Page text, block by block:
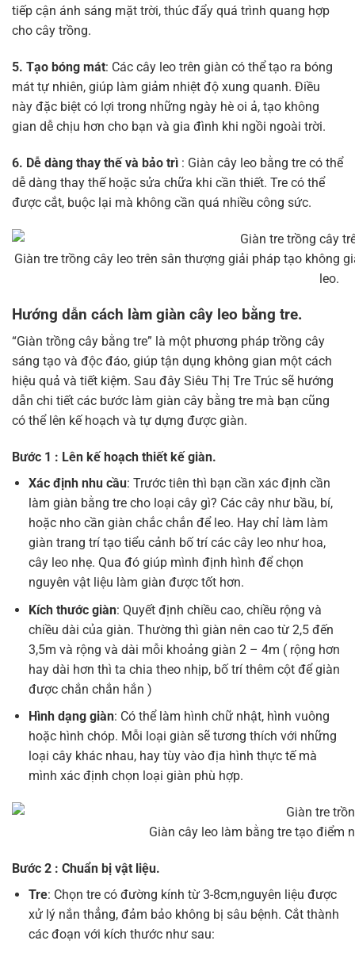
tiếp cận ánh sáng mặt trời, thúc đẩy quá trình quang hợp
cho cây trồng.
5. Tạo bóng mát: Các cây leo trên giàn có thể tạo ra bóng
mát tự nhiên, giúp làm giảm nhiệt độ xung quanh. Điều
này đặc biệt có lợi trong những ngày hè oi ả, tạo không
gian dễ chịu hơn cho bạn và gia đình khi ngồi ngoài trời.
6. Dễ dàng thay thế và bảo trì : Giàn cây leo bằng tre có thể
dễ dàng thay thế hoặc sửa chữa khi cần thiết. Tre có thể
được cắt, buộc lại mà không cần quá nhiều công sức.
Giàn tre trồng cây leo trên sân thượng giải pháp tạo không
leo.
Hướng dẫn cách làm giàn cây leo bằng tre.
“Giàn trồng cây bằng tre” là một phương pháp trồng cây
sáng tạo và độc đáo, giúp tận dụng không gian một cách
hiệu quả và tiết kiệm. Sau đây Siêu Thị Tre Trúc sẽ hướng
dẫn chi tiết các bước làm giàn cây bằng tre mà bạn cũng
có thể lên kế hoạch và tự dựng được giàn.
Bước 1 : Lên kế hoạch thiết kế giàn.
Xác định nhu cầu: Trước tiên thì bạn cần xác định cần
làm giàn bằng tre cho loại cây gì? Các cây như bầu, bí,
hoặc nho cần giàn chắc chắn để leo. Hay chỉ làm làm
giàn trang trí tạo tiểu cảnh bố trí các cây leo như hoa,
cây leo nhẹ. Qua đó giúp mình định hình để chọn
nguyên vật liệu làm giàn được tốt hơn.
Kích thước giàn: Quyết định chiều cao, chiều rộng và
chiều dài của giàn. Thường thì giàn nên cao từ 2,5 đến
3,5m và rộng và dài mỗi khoảng giàn 2 – 4m ( rộng hơn
hay dài hơn thì ta chia theo nhịp, bố trí thêm cột để giàn
được chắn chắn hắn )
Hình dạng giàn: Có thể làm hình chữ nhật, hình vuông
hoặc hình chóp. Mỗi loại giàn sẽ tương thích với những
loại cây khác nhau, hay tùy vào địa hình thực tế mà
mình xác định chọn loại giàn phù hợp.
Giàn cây leo làm bằng tre tạo điểm
Bước 2 : Chuẩn bị vật liệu.
Tre: Chọn tre có đường kính từ 3-8cm,nguyên liệu được
xử lý nắn thẳng, đảm bảo không bị sâu bệnh. Cắt thành
các đoạn với kích thước như sau: